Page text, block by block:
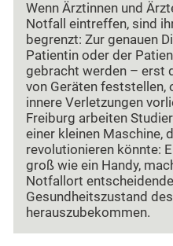
Wenn Ärztinnen und
Notfall eintreffen, sind
begrenzt: Zur genauen
Patientin oder der
gebracht werden – erst
von Geräten feststellen,
innere Verletzungen
Freiburg arbeiten
einer kleinen Maschine,
revolutionieren könnte:
groß wie ein Handy,
Notfallort
Gesundheitszustand
herauszubekommen.